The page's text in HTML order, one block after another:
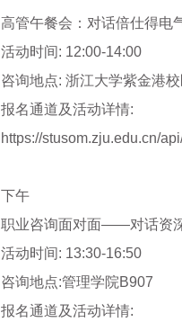
高管午餐会：对话倍仕得电
活动时间: 12:00-14:00
咨询地点: 浙江大学紫金港
报名通道及活动详情:
https://stusom.zju.edu.cn/
下午
职业咨询面对面——对话资
活动时间: 13:30-16:50
咨询地点:管理学院B907
报名通道及活动详情: